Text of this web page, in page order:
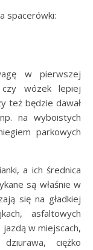
spacerówki:
w pierwszej
wózek lepiej
też będzie dawał
na wyboistych
parkowych
a ich średnica
są właśnie w
się na gładkiej
asfaltowych
w miejscach,
ciężko